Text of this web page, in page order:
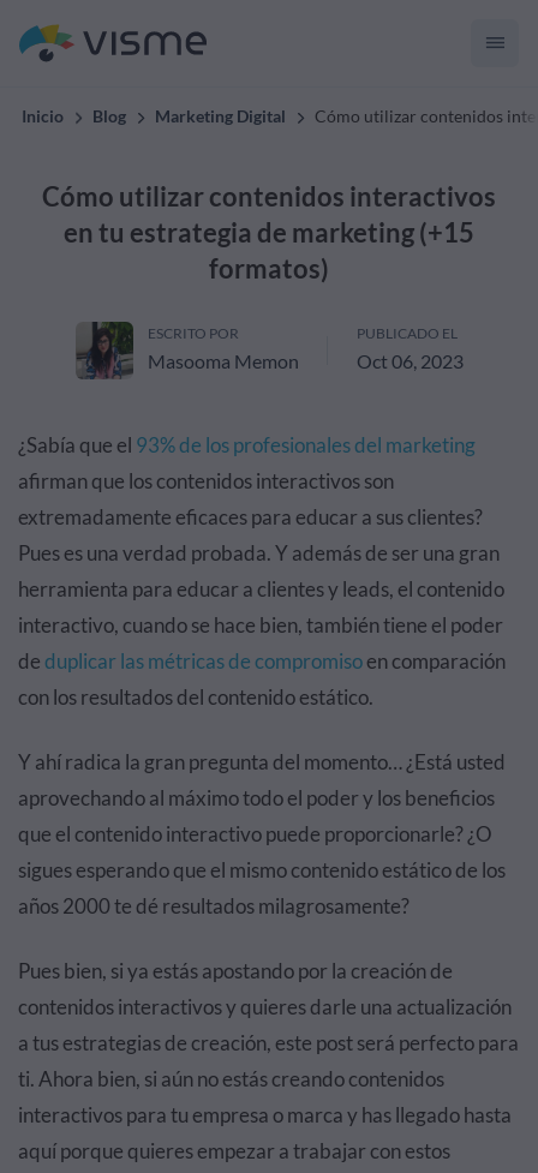
Inicio Blog Marketing Digital Cómo utilizar contenidos
Cómo utilizar contenidos interactivos
en tu estrategia de marketing (+15
formatos)
ESCRITO POR
Masooma Memon
PUBLICADO EL
Oct 06, 2023
¿Sabía que el 93% de los profesionales del marketing
afirman que los contenidos interactivos son
extremadamente eficaces para educar a sus clientes?
Pues es una verdad probada. Y además de ser una gran
herramienta para educar a clientes y leads, el contenido
interactivo, cuando se hace bien, también tiene el poder
deduplicar las métricas de compromisoen comparación
con los resultados del contenido estático.
Y ahí radica la gran pregunta del momento… ¿Está usted
aprovechando al máximo todo el poder y los beneficios
que el contenido interactivo puede proporcionarle? ¿O
sigues esperando que el mismo contenido estático de los
años 2000 te dé resultados milagrosamente?
Pues bien, si ya estás apostando por la creación de
contenidos interactivos y quieres darle una actualización
a tus estrategias de creación, este post será perfecto para
ti. Ahora bien, si aún no estás creando contenidos
interactivos para tu empresa o marca y has llegado hasta
aquí porque quieres empezar a trabajar con estos